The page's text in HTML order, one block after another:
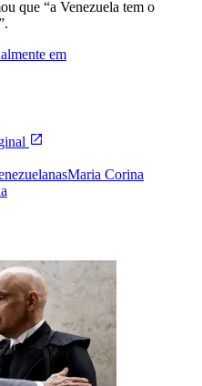
que “a Venezuela tem o
em
Maria Corina